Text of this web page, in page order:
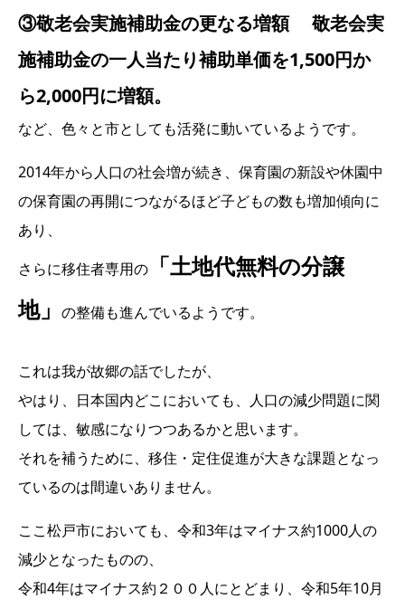
③敬老会実施補助金の更なる増額 敬老会実
施補助金の一人当たり補助単価を1,500円か
ら2,000円に増額。
など、色々と市としても活発に動いているようです。
2014年から人口の社会増が続き、保育園の新設や休園中
の保育園の再開につながるほど子どもの数も増加傾向に
あり、
さらに移住者専用の
「土地代無料の分譲
地」 の整備も進んでいるようです。
これは我が故郷の話でしたが、
やはり、日本国内どこにおいても、人口の減少問題に関
しては、敏感になりつつあるかと思います。
それを補うために、移住・定住促進が大きな課題となっ
ているのは間違いありません。
ここ松戸市においても、令和3年はマイナス約1000人の
減少となったものの、
令和4年はマイナス約２００人にとどまり、令和5年10月